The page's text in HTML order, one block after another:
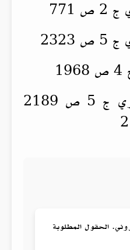
[9] – صحيح البخاري ج 5 ص 2189
الحقول المطلوبة